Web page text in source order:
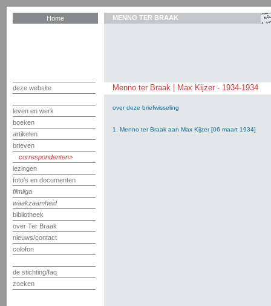
Home
deze website
leven en werk
boeken
artikelen
brieven
correspondenten
lezingen
foto's en documenten
filmliga
waakzaamheid
bibliotheek
over Ter Braak
nieuws/contact
colofon
de stichting/faq
zoeken
MENNO TER BRAAK
Menno ter Braak | Max Kijzer - 1934-1934
over deze briefwisseling
1. Menno ter Braak aan Max Kijzer [06 maart 1934]